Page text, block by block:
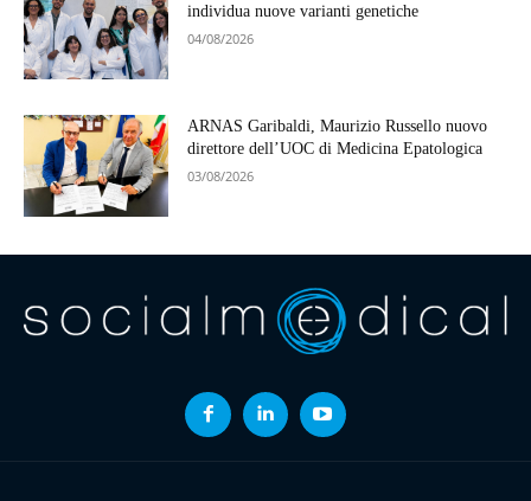
individua nuove varianti genetiche
04/08/2026
ARNAS Garibaldi, Maurizio Russello nuovo
direttore dell’UOC di Medicina Epatologica
03/08/2026